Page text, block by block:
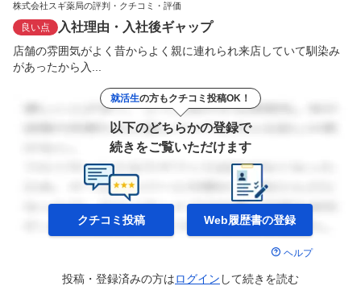
株式会社スギ薬局の評判・クチコミ・評価
良い点 入社理由・入社後ギャップ
店舗の雰囲気がよく昔からよく親に連れられ来店していて馴染み
があったから入...
就活生の方もクチコミ投稿OK！
以下のどちらかの登録で
続きをご覧いただけます
クチコミ投稿 Web履歴書の登録
ヘルプ
投稿・登録済みの方はログイン して続きを読む